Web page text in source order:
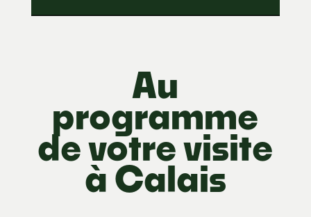
Au
programme
de votre visite
à Calais